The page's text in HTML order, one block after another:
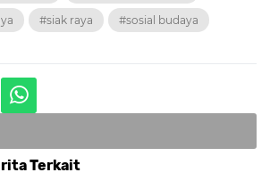
#siak raya #sosial budaya
Terkait